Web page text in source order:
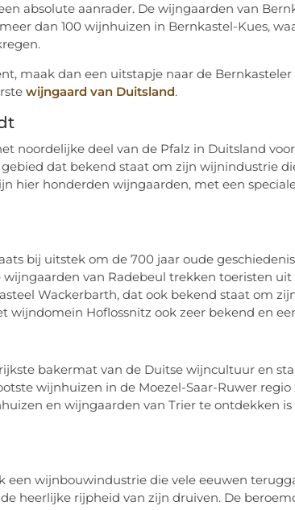
absolute aanrader. De wijngaarden van
dan 100 wijnhuizen in Bernkastel-Kues,
maak dan een uitstapje naar de
wijngaard van Duitsland.
noordelijke deel van de Pfalz in Duitsland
dat bekend staat om zijn wijnindustrie
hier honderden wijngaarden, met een
bij uitstek om de 700 jaar oude
van Radebeul trekken toeristen
Wackerbarth, dat ook bekend staat om
wijndomein Hoflossnitz ook zeer bekend en
bakermat van de Duitse wijncultuur en
wijnhuizen in de Moezel-Saar-Ruwer
en wijngaarden van Trier te ontdekken
een wijnbouwindustrie die vele eeuwen
heerlijke rijpheid van zijn druiven. De